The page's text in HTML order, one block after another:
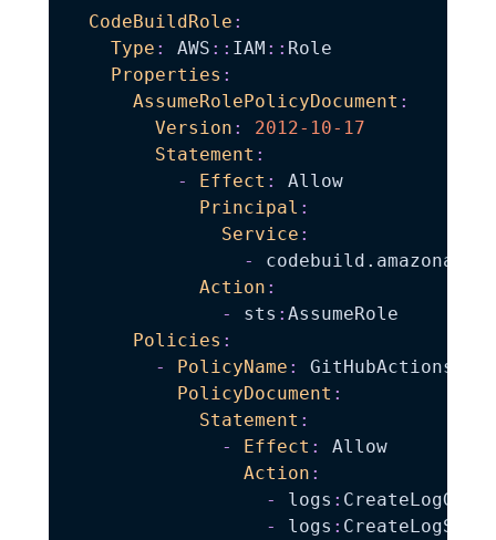
CodeBuildRole :
Type : AWS : : IAM : : Role
Properties :
AssumeRolePolicyDocument :
Version :
2012-10-17
Statement :
-
Effect :
Allow
Principal :
Service :
-
Action :
-
sts : AssumeRole
Policies :
-
PolicyName :
PolicyDocument :
Statement :
-
Effect :
Allow
Action :
-
logs :
-
logs :